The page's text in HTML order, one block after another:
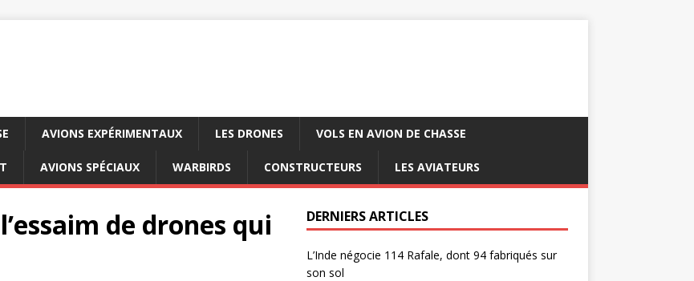
AVIONS EXPÉRIMENTAUX LES DRONES VOLS EN AVION DE CHASSE
AVIONS SPÉCIAUX WARBIRDS CONSTRUCTEURS LES AVIATEURS
de drones qui
DERNIERS ARTICLES
L’Inde négocie 114 Rafale, dont 94 fabriqués sur
son sol